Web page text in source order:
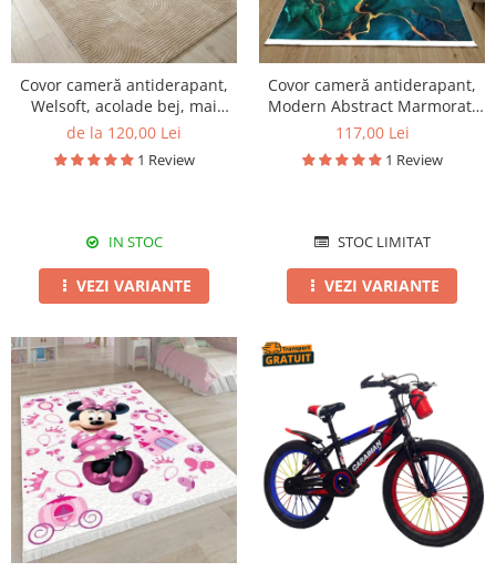
Covor cameră antiderapant,
Welsoft, acolade bej, mai
multe dimensiuni
de la 120,00 Lei
1 Review
IN STOC
VEZI VARIANTE
Covor cameră antiderapant,
Modern Abstract Marmorat,
mai multe dimensiuni
117,00 Lei
1 Review
STOC LIMITAT
VEZI VARIANTE